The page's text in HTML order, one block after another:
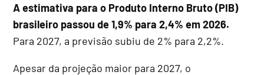
A estimativa para o Produto Interno Bruto (PIB)
brasileiro passou de 1,9% para 2,4% em 2026.
Para 2027, a previsão subiu de 2% para 2,2%.
Apesar da projeção maior para 2027, o